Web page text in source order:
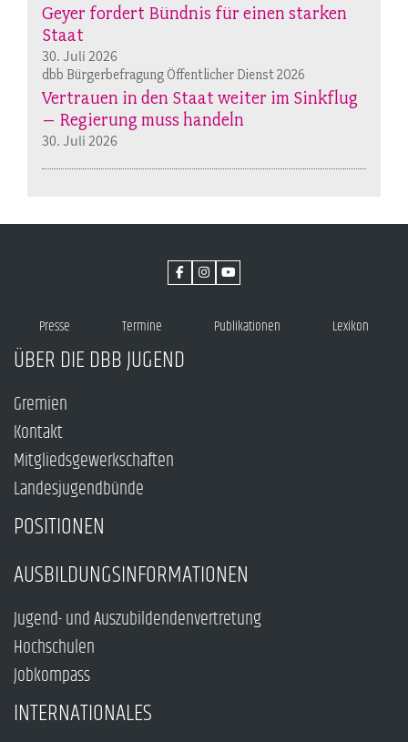
Geyer fordert Bündnis für einen starken
Staat
30. Juli 2026
dbb Bürgerbefragung Öffentlicher Dienst 2026
Vertrauen in den Staat weiter im Sinkflug
– Regierung muss handeln
30. Juli 2026
Presse Termine Publikationen Lexikon
ÜBER DIE DBB JUGEND
Gremien
Kontakt
Mitgliedsgewerkschaften
Landesjugendbünde
POSITIONEN
AUSBILDUNGSINFORMATIONEN
Jugend- und Auszubildendenvertretung
Hochschulen
Jobkompass
INTERNATIONALES